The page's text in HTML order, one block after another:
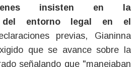
insisten en la
del entorno legal en el
previas, Gianinna
que se avance sobre la
señalando que "manejaban